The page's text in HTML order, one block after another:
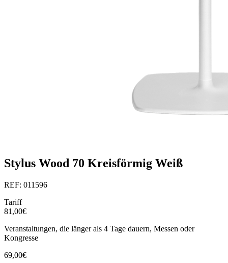
Stylus Wood 70 Kreisförmig Weiß
REF: 011596
Tariff
81,00€
Veranstaltungen, die länger als 4 Tage dauern, Messen oder
Kongresse
69,00€